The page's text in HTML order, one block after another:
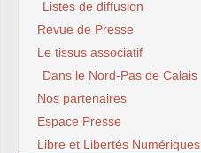
Listes de diffusion
Revue de Presse
Le tissus associatif
Dans le Nord-Pas de Calais
Nos partenaires
Espace Presse
Libre et Libertés Numériques